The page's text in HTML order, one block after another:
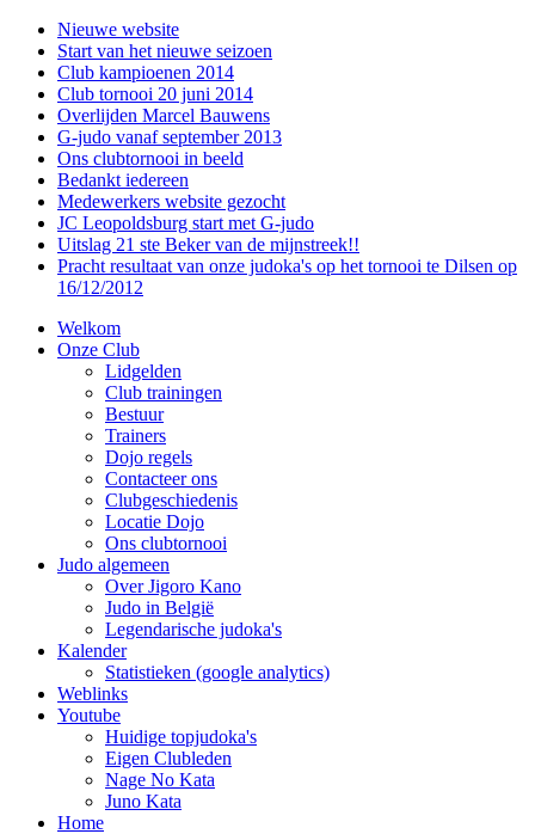
Nieuwe website
Start van het nieuwe seizoen
Club kampioenen 2014
Club tornooi 20 juni 2014
Overlijden Marcel Bauwens
G-judo vanaf september 2013
Ons clubtornooi in beeld
Bedankt iedereen
Medewerkers website gezocht
JC Leopoldsburg start met G-judo
Uitslag 21 ste Beker van de mijnstreek!!
Pracht resultaat van onze judoka's op het tornooi te Dilsen op
16/12/2012
Welkom
Onze Club
Lidgelden
Club trainingen
Bestuur
Trainers
Dojo regels
Contacteer ons
Clubgeschiedenis
Locatie Dojo
Ons clubtornooi
Judo algemeen
Over Jigoro Kano
Judo in België
Legendarische judoka's
Kalender
Statistieken (google analytics)
Weblinks
Youtube
Huidige topjudoka's
Eigen Clubleden
Nage No Kata
Juno Kata
Home